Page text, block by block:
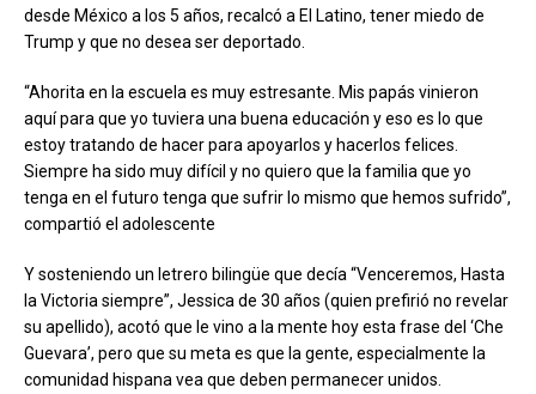
desde México a los 5 años, recalcó a El Latino, tener miedo de
Trump y que no desea ser deportado.
“Ahorita en la escuela es muy estresante. Mis papás vinieron
aquí para que yo tuviera una buena educación y eso es lo que
estoy tratando de hacer para apoyarlos y hacerlos felices.
Siempre ha sido muy difícil y no quiero que la familia que yo
tenga en el futuro tenga que sufrir lo mismo que hemos sufrido”,
compartió el adolescente
Y sosteniendo un letrero bilingüe que decía “Venceremos, Hasta
la Victoria siempre”, Jessica de 30 años (quien prefirió no revelar
su apellido), acotó que le vino a la mente hoy esta frase del ‘Che
Guevara’, pero que su meta es que la gente, especialmente la
comunidad hispana vea que deben permanecer unidos.